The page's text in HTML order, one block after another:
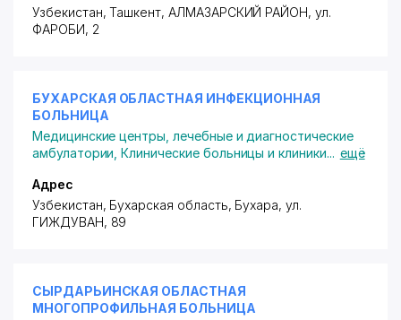
Узбекистан, Ташкент, АЛМАЗАРСКИЙ РАЙОН,ул.
ФАРОБИ, 2
БУХАРСКАЯ ОБЛАСТНАЯ ИНФЕКЦИОННАЯ
БОЛЬНИЦА
Медицинские центры, лечебные и диагностические
амбулатории ,Клинические больницы и клиники... ещё
Адрес
Узбекистан, Бухарская область, Бухара,ул.
ГИЖДУВАН, 89
СЫРДАРЬИНСКАЯ ОБЛАСТНАЯ
МНОГОПРОФИЛЬНАЯ БОЛЬНИЦА